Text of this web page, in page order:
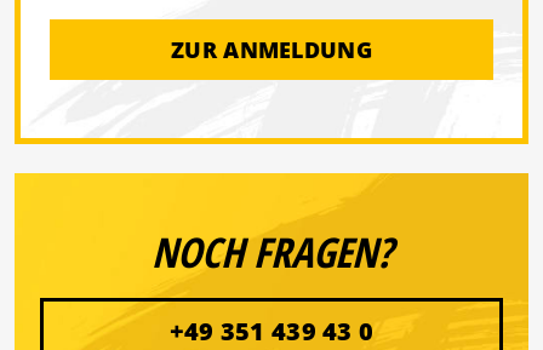
ZUR ANMELDUNG
NOCH FRAGEN?
+49 351 439 43 0